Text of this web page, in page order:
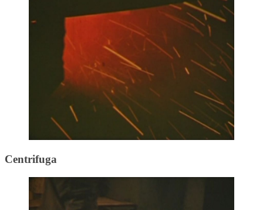
Centrifuga